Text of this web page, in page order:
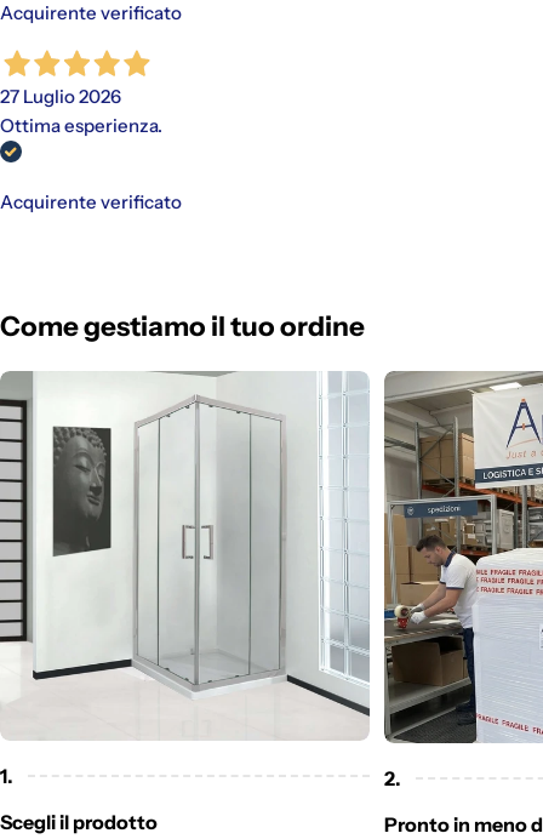
Acquirente verificato
27 Luglio 2026
Ottima esperienza.
Acquirente verificato
Come gestiamo il tuo ordine
1.
Scegli il prodotto
2.
Pronto in meno